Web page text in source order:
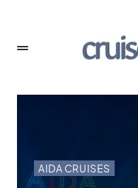
AIDA CRUISES